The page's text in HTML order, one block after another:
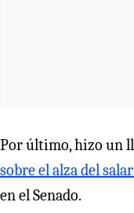
Por último, hizo un
sobre el alza del
en el Senado.